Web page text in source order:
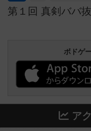
ボドゲ
ア